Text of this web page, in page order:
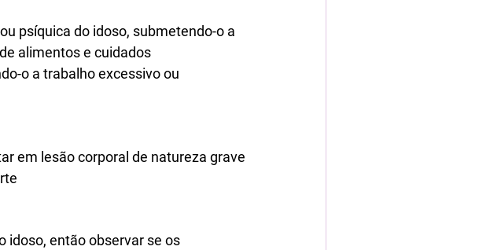
psíquica do idoso, submetendo-o a
alimentos e cuidados
o a trabalho excessivo ou
em lesão corporal de natureza grave
idoso, então observar se os